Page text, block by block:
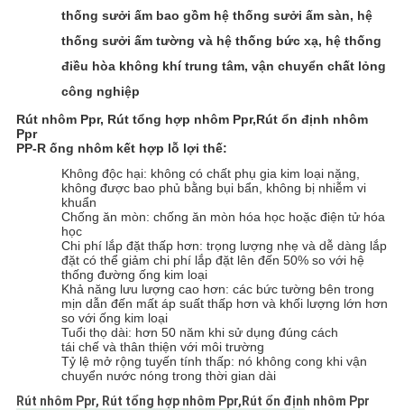
thống sưởi ấm bao gồm hệ thống sưởi ấm sàn, hệ
thống sưởi ấm tường và hệ thống bức xạ, hệ thống
điều hòa không khí trung tâm, vận chuyển chất lỏng
công nghiệp
Rút nhôm Ppr, Rút tổng hợp nhôm Ppr,Rút ổn định nhôm
Ppr
PP-R ống nhôm kết hợp lỗ lợi thế:
Không độc hại: không có chất phụ gia kim loại nặng,
không được bao phủ bằng bụi bẩn, không bị nhiễm vi
khuẩn
Chống ăn mòn: chống ăn mòn hóa học hoặc điện tử hóa
học
Chi phí lắp đặt thấp hơn: trọng lượng nhẹ và dễ dàng lắp
đặt có thể giảm chi phí lắp đặt lên đến 50% so với hệ
thống đường ống kim loại
Khả năng lưu lượng cao hơn: các bức tường bên trong
mịn dẫn đến mất áp suất thấp hơn và khối lượng lớn hơn
so với ống kim loại
Tuổi thọ dài: hơn 50 năm khi sử dụng đúng cách
tái chế và thân thiện với môi trường
Tỷ lệ mở rộng tuyến tính thấp: nó không cong khi vận
chuyển nước nóng trong thời gian dài
Rút nhôm Ppr, Rút tổng hợp nhôm Ppr,Rút ổn định nhôm Ppr